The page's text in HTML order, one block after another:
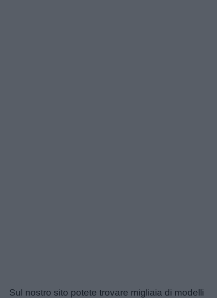
Sul nostro sito potete trovare migliaia di modelli